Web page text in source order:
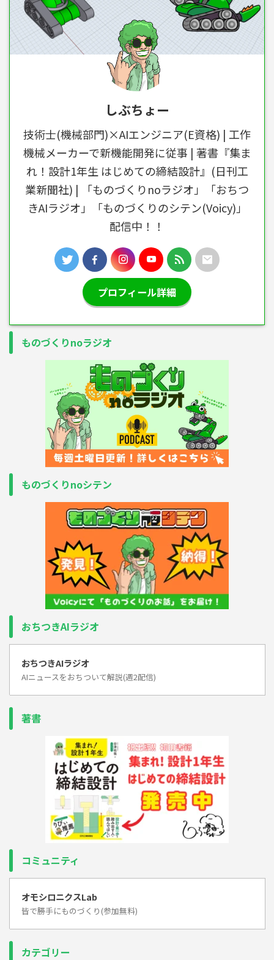
しぶちょー
技術士(機械部門)×AIエンジニア(E資格) | 工作
機械メーカーで新機能開発に従事 | 著書『集ま
れ！設計1年生 はじめての締結設計』(日刊工
業新聞社) | 「ものづくりnoラジオ」「おちつ
きAIラジオ」「ものづくりのシテン(Voicy)」
配信中！！
プロフィール詳細
ものづくりnoラジオ
ものづくりnoシテン
おちつきAIラジオ
おちつきAIラジオ
AIニュースをおちついて解説(週2配信)
著書
コミュニティ
オモシロニクスLab
皆で勝手にものづくり(参加無料)
カテゴリー